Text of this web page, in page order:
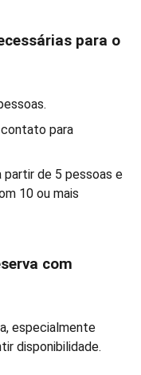
para o
contato para
partir de 5 pessoas e
10 ou mais
com
especialmente
disponibilidade.